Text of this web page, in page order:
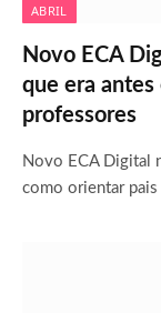
ABRIL
Novo ECA
que era
professores
Novo ECA Digital
como orientar